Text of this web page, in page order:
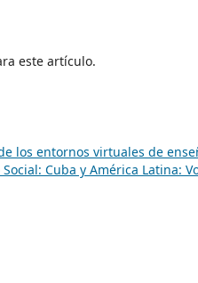
este artículo.
los entornos virtuales de
Cuba y América Latina: